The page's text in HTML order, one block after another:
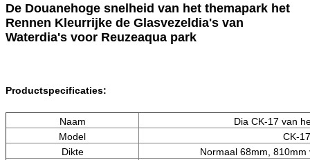
De Douanehoge snelheid van het themapark het
Rennen Kleurrijke de Glasvezeldia's van
Waterdia's voor Reuzeaqua park
Productspecificaties:
Naam
Dia CK-17 van
Model
CK-17
Dikte
Normaal 68mm,